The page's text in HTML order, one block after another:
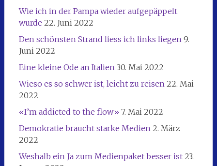
Wie ich in der Pampa wieder aufgepäppelt
wurde 22. Juni 2022
Den schönsten Strand liess ich links liegen 9.
Juni 2022
Eine kleine Ode an Italien 30. Mai 2022
Wieso es so schwer ist, leicht zu reisen 22. Mai
2022
«I’m addicted to the flow» 7. Mai 2022
Demokratie braucht starke Medien 2. März
2022
Weshalb ein Ja zum Medienpaket besser ist 23.